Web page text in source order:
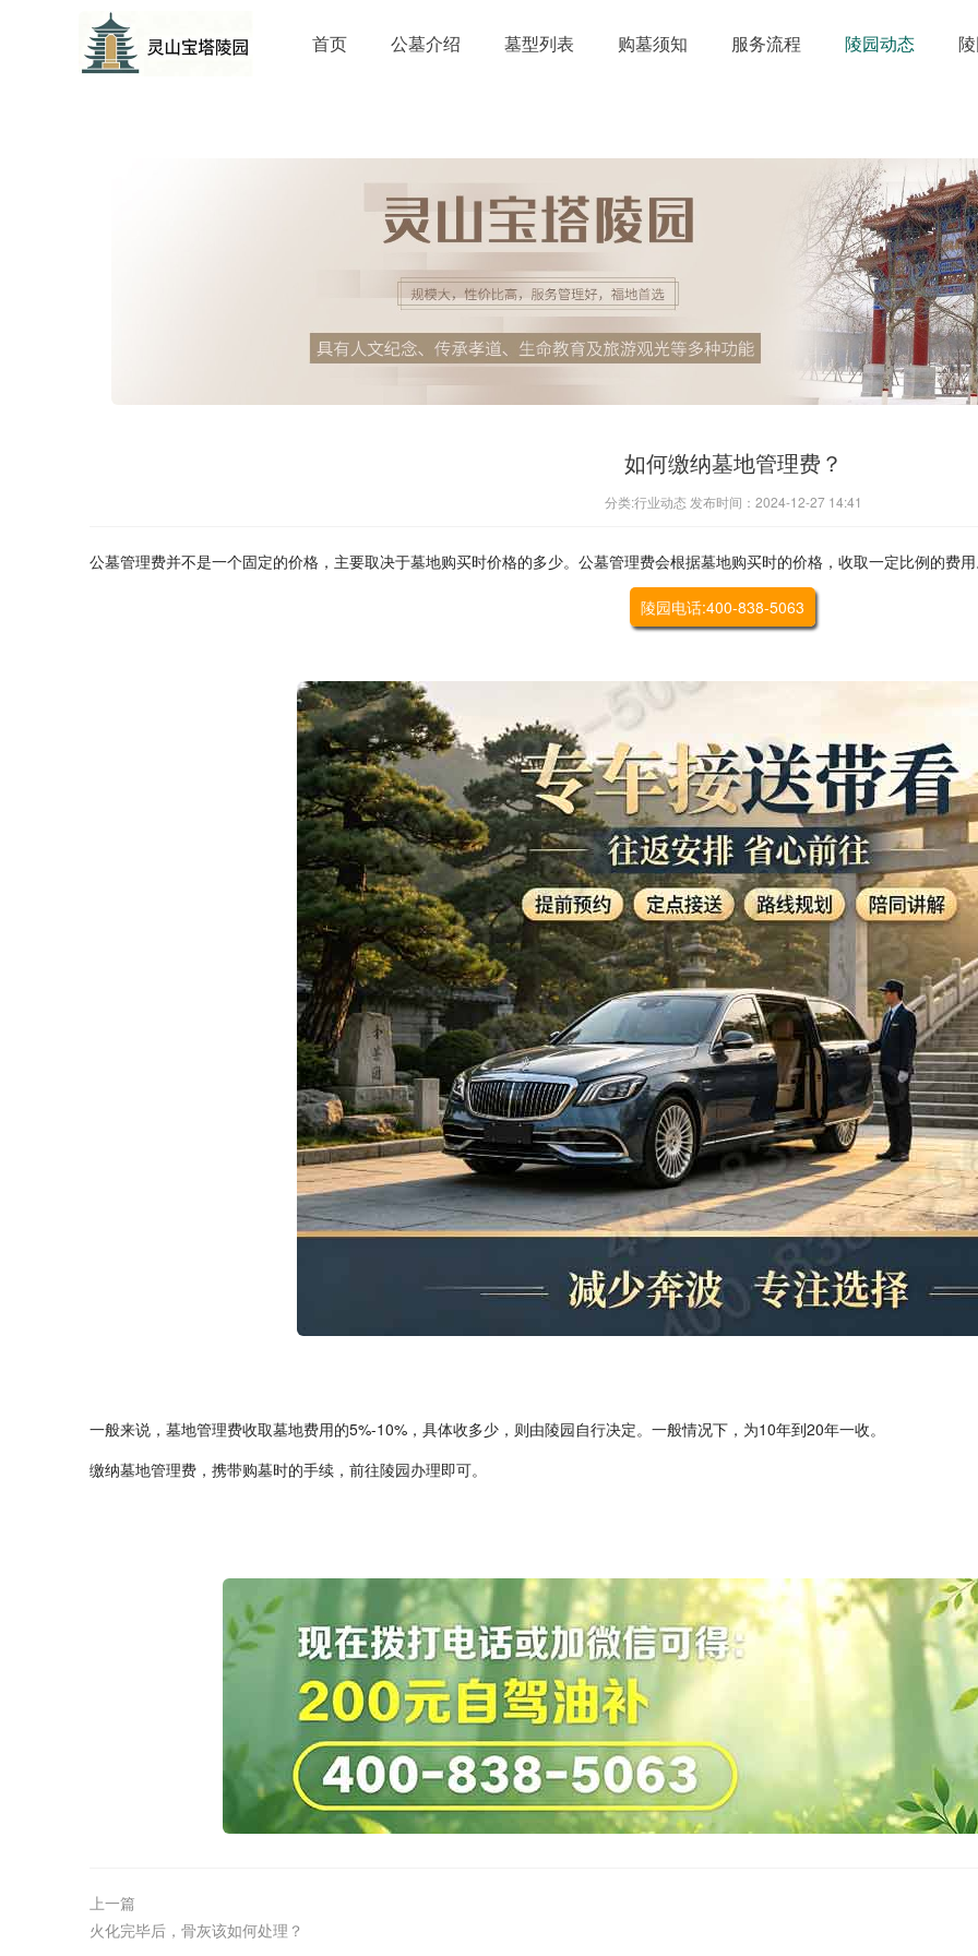
首页 公墓介绍 墓型列表 购墓须知 服务流程 陵园动态
如何缴纳墓地管理费？
分类:行业动态 发布时间：2024-12-27 14:41
公墓管理费并不是一个固定的价格，主要取决于墓地购买时价格的多少。公墓管理费会根据墓地购买时的价格，收取一定比例的费
陵园电话:400-838-5063
一般来说，墓地管理费收取墓地费用的5%-10% ，具体收多少，则由陵园自行决定。一般情况下，为10年到20年一收。
缴纳墓地管理费，携带购墓时的手续，前往陵园办理即可。
上一篇
火化完毕后，骨灰该如何处理？